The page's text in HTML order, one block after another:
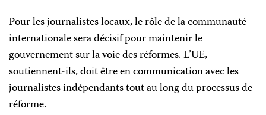
Pour les journalistes locaux, le rôle de la communauté
internationale sera décisif pour maintenir le
gouvernement sur la voie des réformes. L’UE,
soutiennent-ils, doit être en communication avec les
journalistes indépendants tout au long du processus de
réforme.